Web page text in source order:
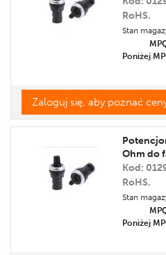
RoHS.
Stan
Poniżej
Zaloguj się, aby poznać
Ohm do
Kod:
RoHS.
Stan
Poniżej